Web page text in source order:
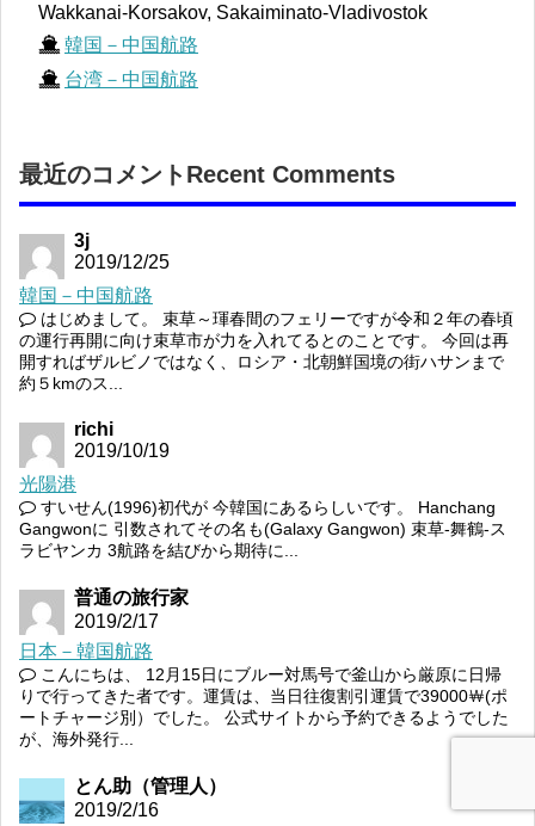
Wakkanai-Korsakov, Sakaiminato-Vladivostok
韓国－中国航路
台湾－中国航路
最近のコメントRecent Comments
3j
2019/12/25
韓国－中国航路
はじめまして。 束草～琿春間のフェリーですが令和２年の春頃
の運行再開に向け束草市が力を入れてるとのことです。 今回は再
開すればザルビノではなく、ロシア・北朝鮮国境の街ハサンまで
約５kmのス...
richi
2019/10/19
光陽港
すいせん(1996)初代が 今韓国にあるらしいです。 Hanchang
Gangwonに 引数されてその名も(Galaxy Gangwon) 束草-舞鶴-ス
ラビヤンカ 3航路を結びから期待に...
普通の旅行家
2019/2/17
日本－韓国航路
こんにちは、 12月15日にブルー対馬号で釜山から厳原に日帰
りで行ってきた者です。運賃は、当日往復割引運賃で39000￦(ポ
ートチャージ別）でした。 公式サイトから予約できるようでした
が、海外発行...
とん助（管理人）
2019/2/16